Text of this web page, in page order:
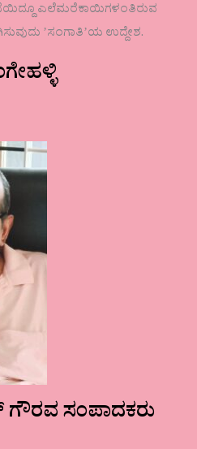
ಎಲೆಮರೆಕಾಯಿಗಳಂತಿರುವ
ʼಸಂಗಾತಿʼಯ ಉದ್ದೇಶ.
ಗೌರವ ಸಂಪಾದಕರು